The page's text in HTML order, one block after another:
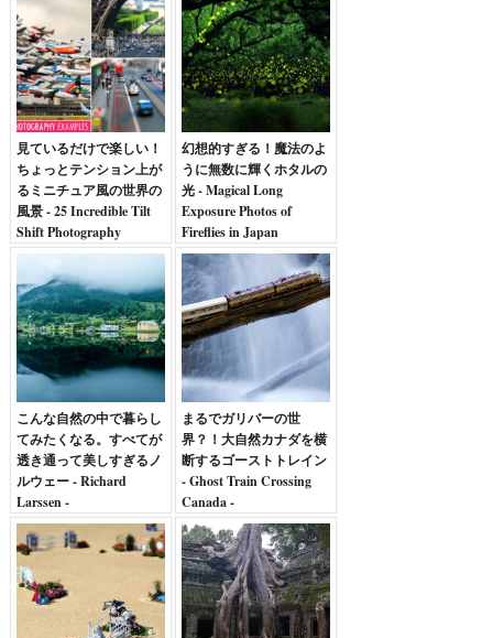
見ているだけで楽しい！
ちょっとテンション上が
るミニチュア風の世界の
風景 - 25 Incredible Tilt
Shift Photography
幻想的すぎる！魔法のよ
うに無数に輝くホタルの
光 - Magical Long
Exposure Photos of
Fireflies in Japan
こんな自然の中で暮らし
てみたくなる。すべてが
透き通って美しすぎるノ
ルウェー - Richard
Larssen -
まるでガリバーの世
界？！大自然カナダを横
断するゴーストトレイン
- Ghost Train Crossing
Canada -